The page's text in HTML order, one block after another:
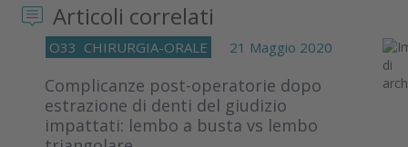
Articoli correlati
O33 CHIRURGIA-ORALE 21 Maggio 2020
Complicanze post-operatorie dopo
estrazione di denti del giudizio
impattati: lembo a busta vs lembo